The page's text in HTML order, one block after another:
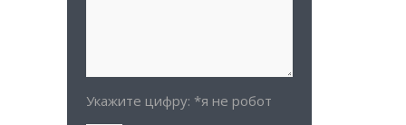
Укажите цифру: *я не робот